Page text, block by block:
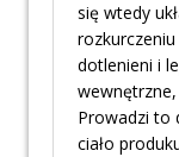
się wtedy
dotlenieni i
Prowadzi to
ciało